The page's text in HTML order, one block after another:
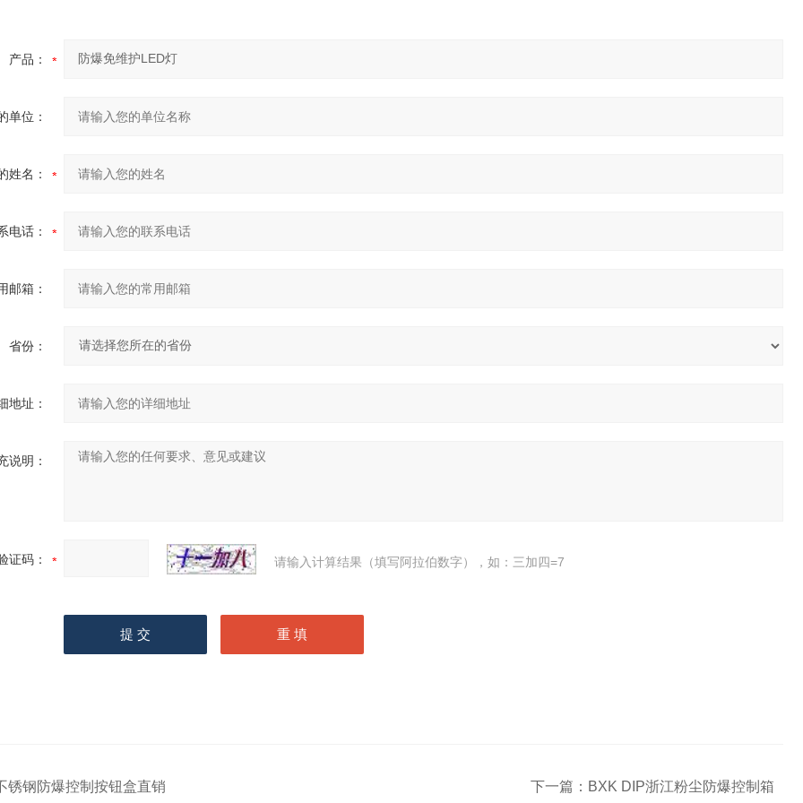
产品：
单位：
姓名：
电话：
邮箱：
省份：
地址：
说明：
证码： 请输入计算结果（填写阿拉伯数字），如：三加四=7
锈钢防爆控制按钮盒直销 下一篇： BXK DIP浙江粉尘防爆控制箱